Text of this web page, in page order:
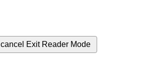
cancel Exit Reader Mode